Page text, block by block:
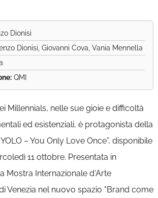
Dionisi
Dionisi, Giovanni Cova, Vania Mennella
QMI
Millennials, nelle sue gioie e difficoltà
ed esistenziali, è protagonista della
– You Only Love Once”, disponibile
11 ottobre. Presentata in
Mostra Internazionale d'Arte
Venezia nel nuovo spazio "Brand come